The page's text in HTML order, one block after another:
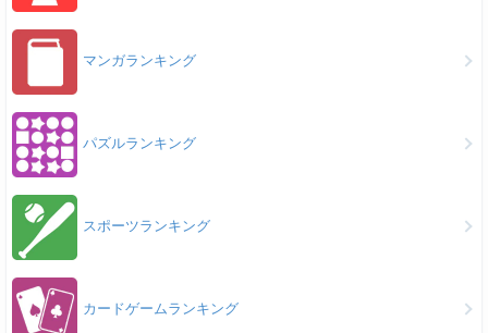
マンガランキング
パズルランキング
スポーツランキング
カードゲームランキング